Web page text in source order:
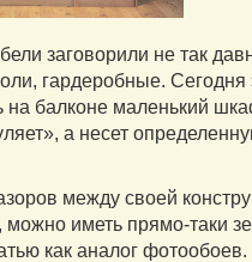
заговорили не так
гардеробные.
на балконе маленький
а несет
между своей
можно иметь прямо-таки
как аналог